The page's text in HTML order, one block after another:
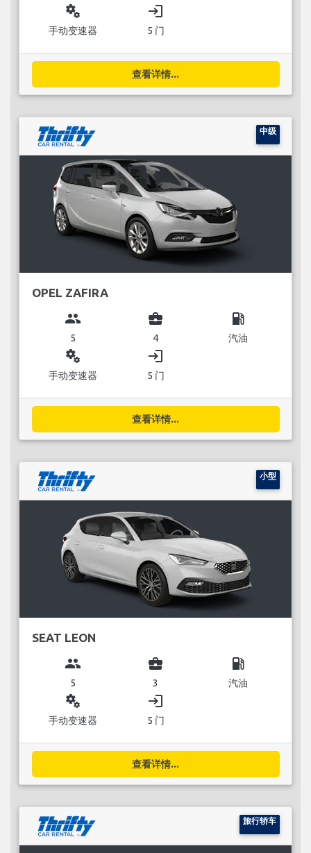
miscellaneous_services
手动变速器
login
5 门
查看详情...
中级
OPEL ZAFIRA
group
5
business_center
4
local_gas_station
汽油
miscellaneous_services
手动变速器
login
5 门
查看详情...
小型
SEAT LEON
group
5
business_center
3
local_gas_station
汽油
miscellaneous_services
手动变速器
login
5 门
查看详情...
旅行轿车